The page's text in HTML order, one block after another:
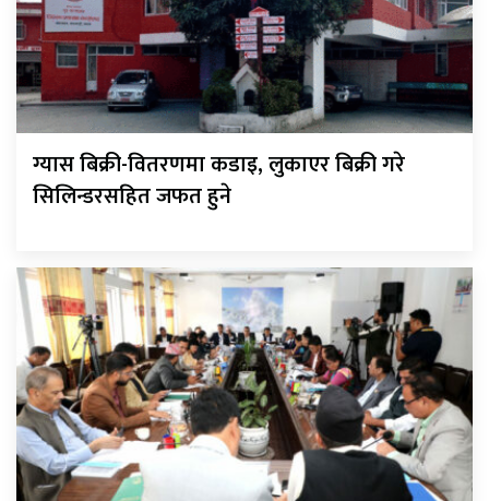
ग्यास बिक्री-वितरणमा कडाइ, लुकाएर बिक्री गरे
सिलिन्डरसहित जफत हुने